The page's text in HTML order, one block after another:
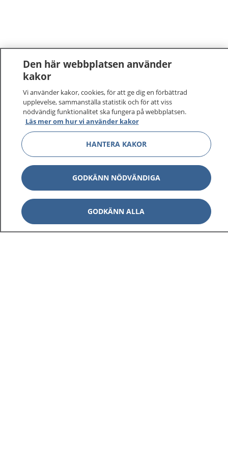
1177 tryggt om din hälsa och vård
sjukdomar och vilka mottagningar du kan kontakta.
Logga in för att läsa din journal och göra dina
vårdärenden. Ring telefonnummer 1177 för
sjukvårdsrådgivning dygnet runt.
1177 ger dig råd när du vill må bättre.
Den här webbplatsen använder
kakor
Vi använder kakor, cookies, för att ge dig en förbättrad
upplevelse, sammanställa statistik och för att viss
nödvändig funktionalitet ska fungera på webbplatsen.
Läs mer om hur vi använder kakor
HANTERA KAKOR
GODKÄNN NÖDVÄNDIGA
GODKÄNN ALLA